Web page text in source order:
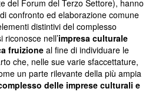
del Forum del Terzo Settore), hanno
confronto ed elaborazione comune
distintivi del complesso
riconosce nell’impresa culturale
fruizione al fine di individuare le
che, nelle sue varie sfaccettature,
un parte rilevante della più ampia
delle imprese culturali e